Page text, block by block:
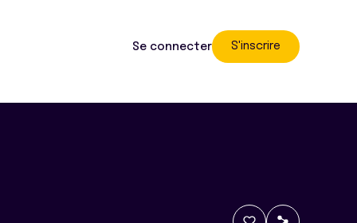
Se connecter S'inscrire